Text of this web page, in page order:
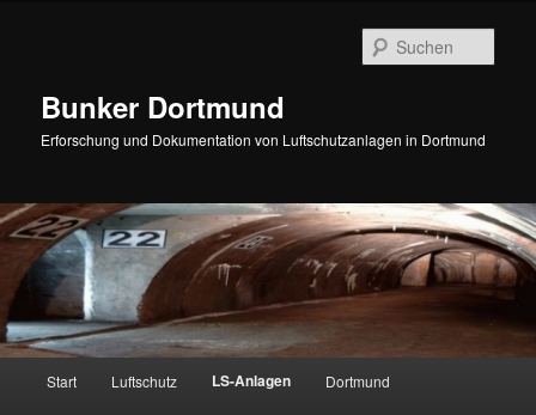
Bunker Dortmund
Erforschung und Dokumentation von Luftschutzanlagen in Dortmund
Start Luftschutz LS-Anlagen Dortmund